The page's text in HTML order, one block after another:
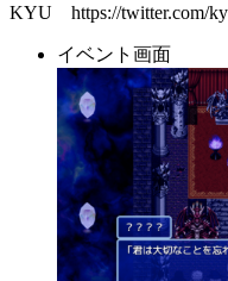
KYU https://twitter.com/
イベント画面